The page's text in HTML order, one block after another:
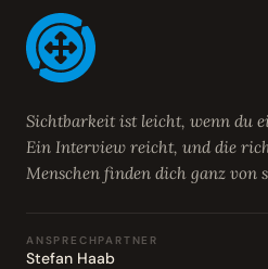
Sichtbarkeit ist leicht, wenn du
Ein Interview reicht, und die
Menschen finden dich ganz von
ANSPRECHPARTNER
Stefan Haab